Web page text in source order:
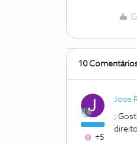
10
+5
Jose
;